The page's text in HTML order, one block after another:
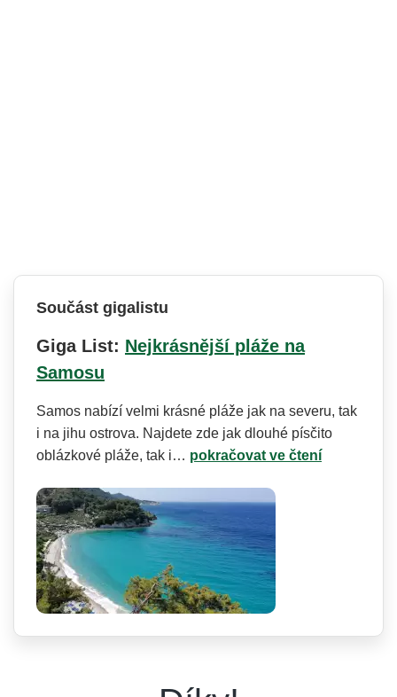
Součást gigalistu
Giga List: Nejkrásnější pláže na
Samosu
Samos nabízí velmi krásné pláže jak na severu, tak
i na jihu ostrova. Najdete zde jak dlouhé písčito
oblázkové pláže, tak i… pokračovat ve čtení